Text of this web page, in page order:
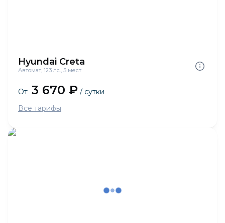
Hyundai Creta
Автомат, 123 лс., 5 мест
От 3 670 ₽ / сутки
Все тарифы